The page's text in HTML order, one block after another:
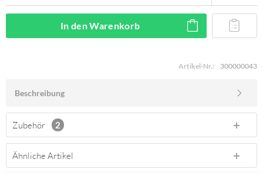
In denWarenkorb
Artikel-Nr.: 300000043
Beschreibung
Zubehör 2
Ähnliche Artikel